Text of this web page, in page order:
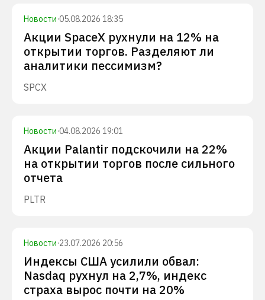
Новости·05.08.2026 18:35
Акции SpaceX рухнули на 12% на
открытии торгов. Разделяют ли
аналитики пессимизм?
SPCX
Новости·04.08.2026 19:01
Акции Palantir подскочили на 22%
на открытии торгов после сильного
отчета
PLTR
Новости·23.07.2026 20:56
Индексы США усилили обвал:
Nasdaq рухнул на 2,7%, индекс
страха вырос почти на 20%